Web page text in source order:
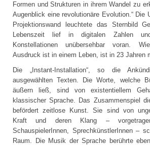
Formen und Strukturen in ihrem Wandel zu
Augenblick eine revolutionäre Evolution.“ Die
Projektionswand leuchtete das Sternbild
Lebenszeit lief in digitalen Zahlen
Konstellationen unübersehbar voran.
Ausdruck ist in einem Leben, ist in 23 Jahren
Die „Instant-Installation“, so die
ausgewählten Texten. Die Worte, welche
äußern ließ, sind von existentiellem
klassischer Sprache. Das Zusammenspiel
befördert zeitlose Kunst. Sie sind von
Kraft und deren Klang –
SchauspielerInnen, SprechkünstlerInnen –
Raum. Die Musik der Sprache berührte